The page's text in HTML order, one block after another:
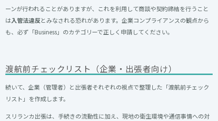
ーンが行われることがありますが、これを利用して商談や契約締結を行うこと
は入管法違反とみなされる恐れがあります。企業コンプライアンスの観点から
も、必ず「Business」のカテゴリーで正しく申請してください。
渡航前チェックリスト（企業・出張者向け）
続いて、企業（管理者）と出張者それぞれの視点で整理した「渡航前チェック
リスト」を作成します。
スリランカ出張は、手続きの流動性に加え、現地の衛生環境や通信事情への対